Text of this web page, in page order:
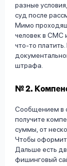
разные
суд после
Мимо
человек в СМС
что-то
штрафа.
№ 2.
Сообщением в
получите
суммы, от
Чтобы
Дальше есть
фишинговый